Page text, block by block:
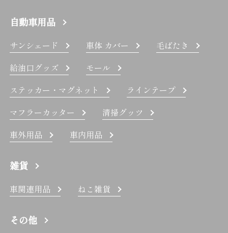
自動車用品
サンシェード 車体 カバー
毛ばたき
給油口グッズ
モール
ステッカー・マグネット
ラインテープ
マフラーカッター
清掃グッツ
車外用品
車内用品
雑貨
車関連用品 ねこ雑貨
その他